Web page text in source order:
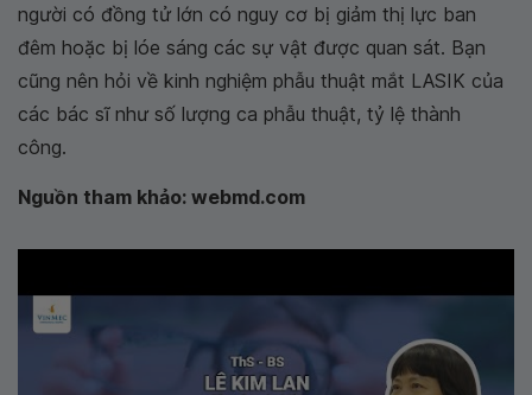
người có đồng tử lớn có nguy cơ bị giảm thị lực ban
đêm hoặc bị lóe sáng các sự vật được quan sát. Bạn
cũng nên hỏi về kinh nghiệm phẫu thuật mắt LASIK của
các bác sĩ như số lượng ca phẫu thuật, tỷ lệ thành
công.
Nguồn tham khảo: webmd.com